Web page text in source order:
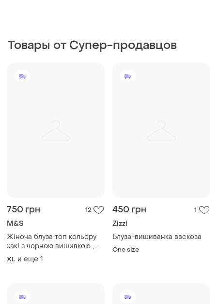
Товары от Супер-продавцов
750 грн 12
M&S
Жіноча блуза топ кольору
хакі з чорною вишивкою ,
вишиванка
XL и еще 1
450 грн 1
Zizzi
Блуза-вишиванка ввскоза
One size